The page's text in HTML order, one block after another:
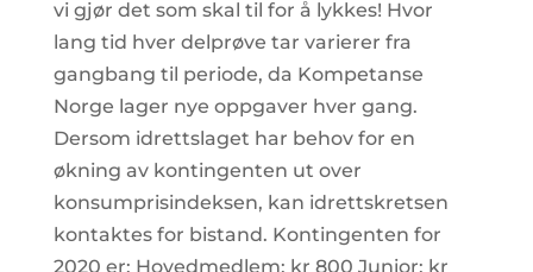
vi gjør det som skal til for å lykkes! Hvor
lang tid hver delprøve tar varierer fra
gangbang til periode, da Kompetanse
Norge lager nye oppgaver hver gang.
Dersom idrettslaget har behov for en
økning av kontingenten ut over
konsumprisindeksen, kan idrettskretsen
kontaktes for bistand. Kontingenten for
2020 er: Hovedmedlem: kr 800 Junior: kr